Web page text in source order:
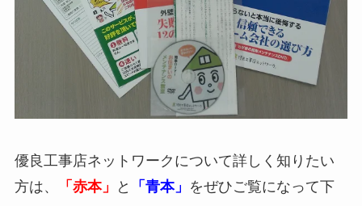
優良工事店ネットワークについて詳しく知りたい
方は、
「赤本」 と 「青本」 をぜひご覧になって下